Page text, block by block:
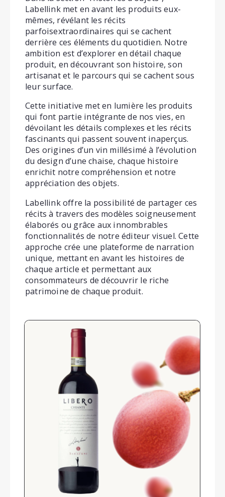
Labellink met en avant les produits eux-
mêmes, révélant les récits
parfoisextraordinaires qui se cachent
derrière ces éléments du quotidien. Notre
ambition est d’explorer en détail chaque
produit, en découvrant son histoire, son
artisanat et le parcours qui se cachent sous
leur surface.
Cette initiative met en lumière les produits
qui font partie intégrante de nos vies, en
dévoilant les détails complexes et les récits
fascinants qui passent souvent inaperçus.
Des origines d’un vin millésimé à l’évolution
du design d’une chaise, chaque histoire
enrichit notre compréhension et notre
appréciation des objets.
Labellink offre la possibilité de partager ces
récits à travers des modèles soigneusement
élaborés ou grâce aux innombrables
fonctionnalités de notre éditeur visuel. Cette
approche crée une plateforme de narration
unique, mettant en avant les histoires de
chaque article et permettant aux
consommateurs de découvrir le riche
patrimoine de chaque produit.